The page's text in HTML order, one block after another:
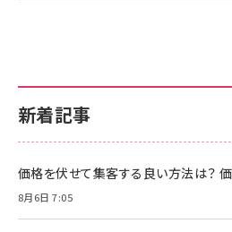
新着記事
価格を伏せて集客する良い方法は？
8月6日 7:05